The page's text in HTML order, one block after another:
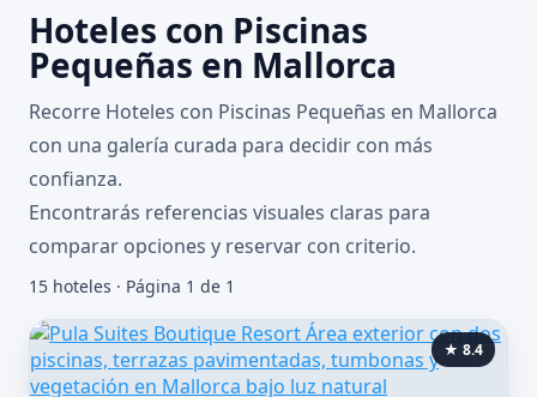
Hoteles con Piscinas
Pequeñas en Mallorca
Recorre Hoteles con Piscinas Pequeñas en Mallorca
con una galería curada para decidir con más
confianza.
Encontrarás referencias visuales claras para
comparar opciones y reservar con criterio.
15 hoteles · Página 1 de 1
★ 8.4